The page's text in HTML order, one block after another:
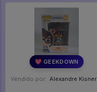
💖 GEEKDOWN
Vendido por: Alexandre Kisner - PR